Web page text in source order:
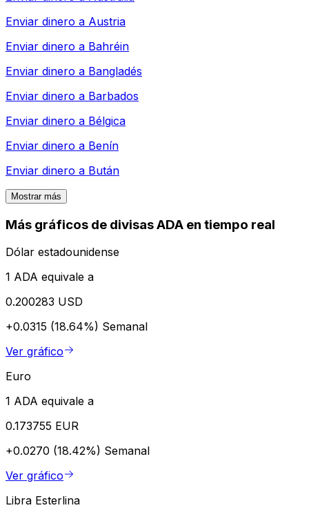
Enviar dinero a Austria
Enviar dinero a Bahréin
Enviar dinero a Bangladés
Enviar dinero a Barbados
Enviar dinero a Bélgica
Enviar dinero a Benín
Enviar dinero a Bután
Mostrar más
Más gráficos de divisas ADA en tiempo real
Dólar estadounidense
1 ADA equivale a
0.200283 USD
+0.0315 (18.64%) Semanal
Ver gráfico
Euro
1 ADA equivale a
0.173755 EUR
+0.0270 (18.42%) Semanal
Ver gráfico
Libra Esterlina